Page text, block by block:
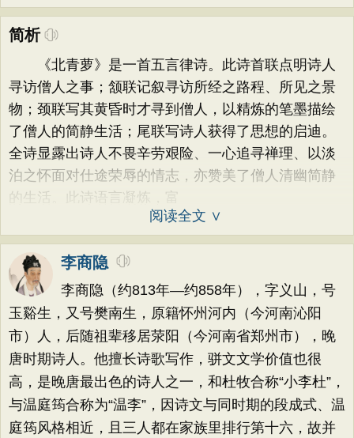
简析
《北青萝》是一首五言律诗。此诗首联点明诗人
寻访僧人之事；颔联记叙寻访所经之路程、所见之景
物；颈联写其黄昏时才寻到僧人，以精炼的笔墨描绘
了僧人的简静生活；尾联写诗人获得了思想的启迪。
全诗显露出诗人不畏辛劳艰险、一心追寻禅理、以淡
泊之怀面对仕途荣辱的情志，亦赞美了僧人清幽简静
的生活。此诗语言凝炼，富
阅读全文 ∨
李商隐
李商隐（约813年—约858年），字义山，号
玉谿生，又号樊南生，原籍怀州河内（今河南沁阳
市）人，后随祖辈移居荥阳（今河南省郑州市），晚
唐时期诗人。他擅长诗歌写作，骈文文学价值也很
高，是晚唐最出色的诗人之一，和杜牧合称“小李杜”，
与温庭筠合称为“温李”，因诗文与同时期的段成式、温
庭筠风格相近，且三人都在家族里排行第十六，故并